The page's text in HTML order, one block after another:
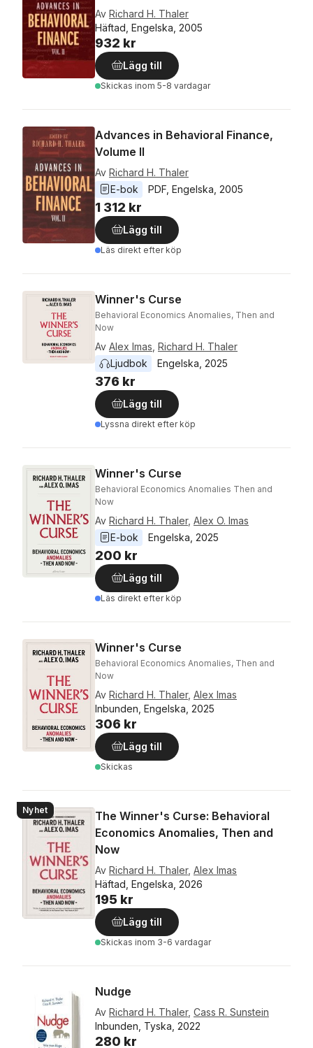
Av Richard H. Thaler
Häftad, Engelska, 2005
932 kr
Lägg till
Skickas inom 5-8 vardagar
Advances in Behavioral Finance,
Volume II
Av Richard H. Thaler
E-bok
PDF Engelska 2005
1 312 kr
Lägg till
Läs direkt efter köp
Winner's Curse
Behavioral Economics Anomalies, Then and
Now
Av Alex Imas Richard H. Thaler
Ljudbok
Engelska 2025
376 kr
Lägg till
Lyssna direkt efter köp
Winner's Curse
Behavioral Economics Anomalies Then and
Now
Av Richard H. Thaler, Alex O. Imas
E-bok
Engelska 2025
200 kr
Lägg till
Läs direkt efter köp
Winner's Curse
Behavioral Economics Anomalies, Then and
Now
Av Richard H. Thaler, Alex Imas
Inbunden, Engelska, 2025
306 kr
Lägg till
Skickas
Nyhet
The Winner's Curse: Behavioral
Economics Anomalies, Then and
Now
Av Richard H. Thaler, Alex Imas
Häftad, Engelska, 2026
195 kr
Lägg till
Skickas inom 3-6 vardagar
Nudge
Av Richard H. Thaler, Cass R. Sunstein
Inbunden, Tyska, 2022
280 kr